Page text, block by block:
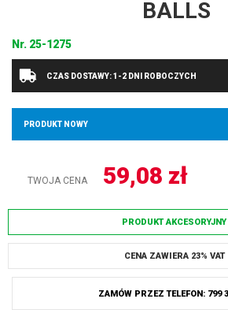
BALLS
Nr. 25-1275
CZAS DOSTAWY: 1-2 DNI ROBOCZYCH
PRODUKT NOWY
TWOJA CENA 59,08 zł
PRODUKT AKCESORYJNY
CENA ZAWIERA 23% VAT
ZAMÓW PRZEZ TELEFON: 799